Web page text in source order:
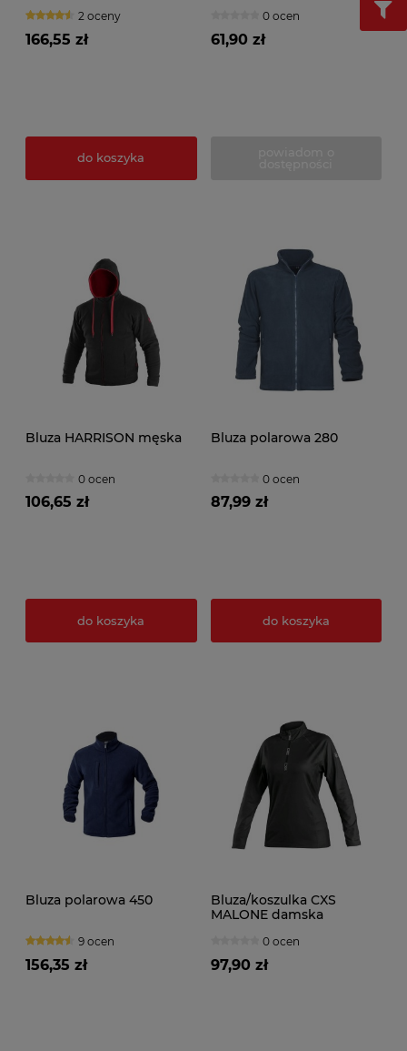
2 oceny
166,55 zł
do koszyka
0 ocen
61,90 zł
Bluza HARRISON męska
0 ocen
106,65 zł
do koszyka
Bluza polarowa 280
0 ocen
87,99 zł
do koszyka
Bluza polarowa 450
9 ocen
156,35 zł
Bluza/koszulka CXS
MALONE damska
0 ocen
97,90 zł